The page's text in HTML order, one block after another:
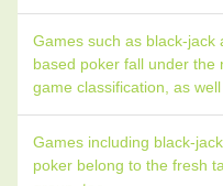
Games such as black-jack
based poker fall under the
game classification, as well
Games including black-
poker belong to the fresh